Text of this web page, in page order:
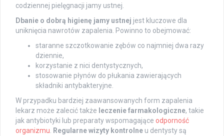
codziennej pielęgnacji jamy ustnej.
Dbanie o dobrą higienę jamy ustnej jest kluczowe dla
uniknięcia nawrotów zapalenia. Powinno to obejmować:
staranne szczotkowanie zębów co najmniej dwa razy
dziennie,
korzystanie z nici dentystycznych,
stosowanie płynów do płukania zawierających
składniki antybakteryjne.
W przypadku bardziej zaawansowanych form zapalenia
lekarz może zalecić także leczenie farmakologiczne, takie
jak antybiotyki lub preparaty wspomagające odporność
organizmu
Regularne wizyty kontrolne u dentysty są